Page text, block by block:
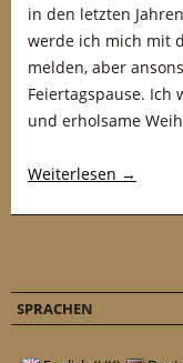
in den letzten
werde ich mich mit
melden, aber
Feiertagspause.
und erholsame
Weiterlesen →
SPRACHEN